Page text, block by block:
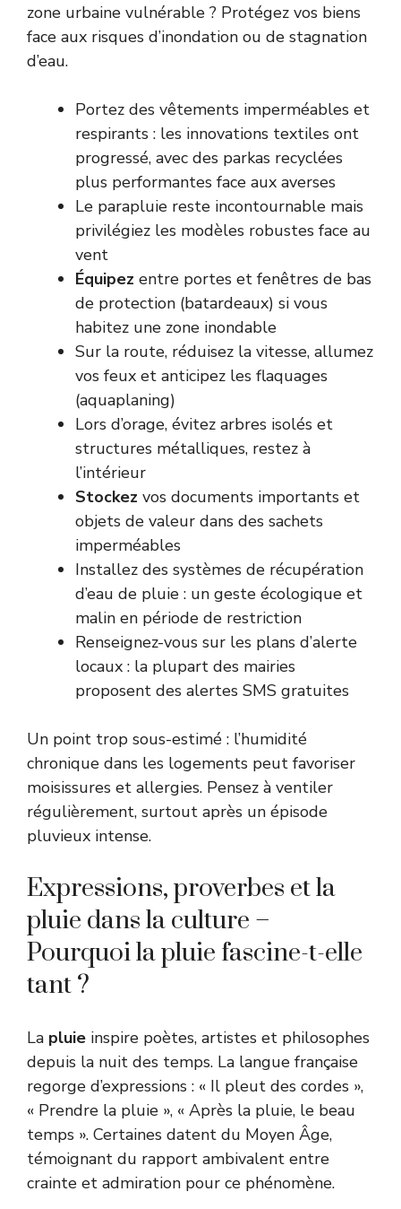
zone urbaine vulnérable ? Protégez vos biens
face aux risques d’inondation ou de stagnation
d’eau.
Portez des vêtements imperméables et
respirants : les innovations textiles ont
progressé, avec des parkas recyclées
plus performantes face aux averses
Le parapluie reste incontournable mais
privilégiez les modèles robustes face au
vent
Équipez entre portes et fenêtres de bas
de protection (batardeaux) si vous
habitez une zone inondable
Sur la route, réduisez la vitesse, allumez
vos feux et anticipez les flaquages
(aquaplaning)
Lors d’orage, évitez arbres isolés et
structures métalliques, restez à
l’intérieur
Stockez vos documents importants et
objets de valeur dans des sachets
imperméables
Installez des systèmes de récupération
d’eau de pluie : un geste écologique et
malin en période de restriction
Renseignez-vous sur les plans d’alerte
locaux : la plupart des mairies
proposent des alertes SMS gratuites
Un point trop sous-estimé : l’humidité
chronique dans les logements peut favoriser
moisissures et allergies. Pensez à ventiler
régulièrement, surtout après un épisode
pluvieux intense.
Expressions, proverbes et la
pluie dans la culture –
Pourquoi la pluie fascine-t-elle
tant ?
La pluie inspire poètes, artistes et philosophes
depuis la nuit des temps. La langue française
regorge d’expressions : « Il pleut des cordes »,
« Prendre la pluie », « Après la pluie, le beau
temps ». Certaines datent du Moyen Âge,
témoignant du rapport ambivalent entre
crainte et admiration pour ce phénomène.